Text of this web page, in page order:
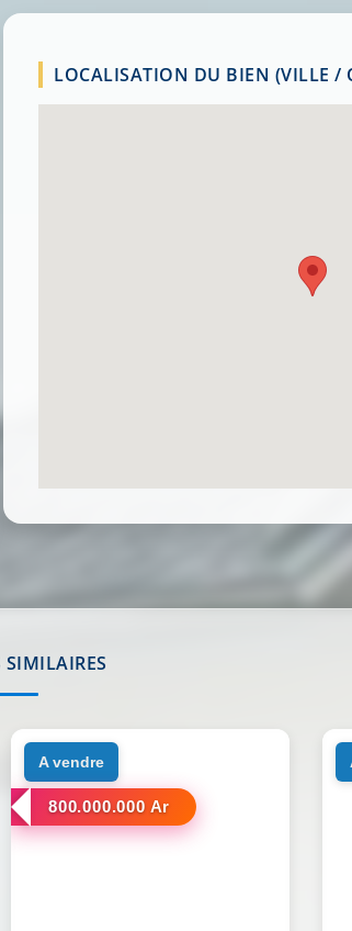
LOCALISATION DU BIEN (VILLE /
a vendre
800.000.000 Ar